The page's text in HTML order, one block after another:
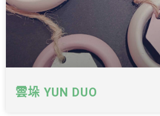
雲垛 YUN DUO